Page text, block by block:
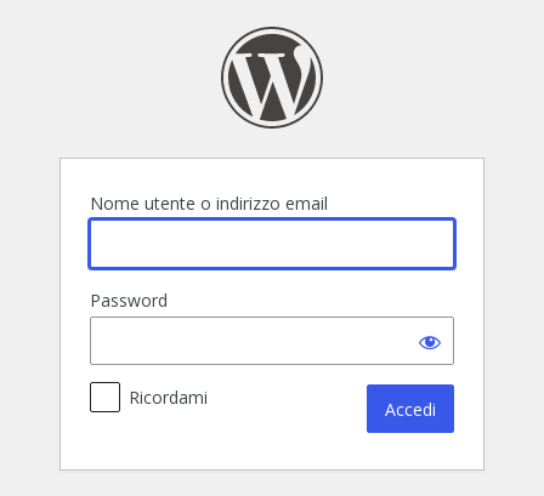
Nome utente o indirizzo email
Password
Ricordami